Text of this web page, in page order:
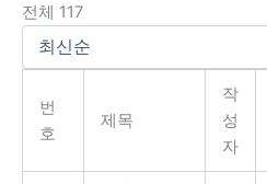
전체 117
번
호
제목
작
성
자